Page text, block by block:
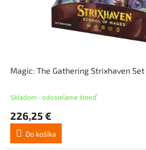
Magic: The Gathering Strixhaven
Skladom - odosielame ihneď
226,25 €
Do košíka